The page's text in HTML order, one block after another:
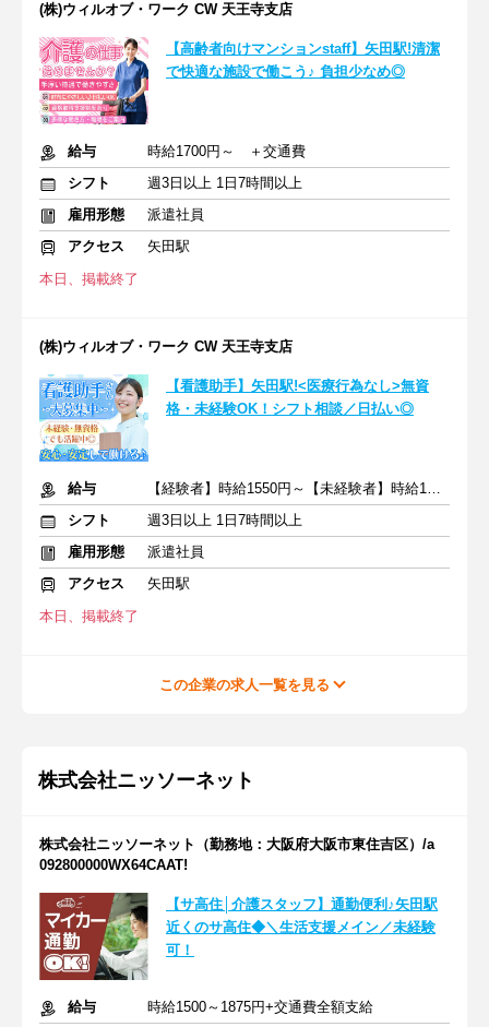
(株)ウィルオブ・ワーク CW 天王寺支店
【高齢者向けマンションstaff】矢田駅!清潔
で快適な施設で働こう♪ 負担少なめ◎
給与
時給1700円～ ＋交通費
シフト
週3日以上 1日7時間以上
雇用形態
派遣社員
アクセス
矢田駅
本日、掲載終了
(株)ウィルオブ・ワーク CW 天王寺支店
【看護助手】矢田駅!<医療行為なし>無資
格・未経験OK！シフト相談／日払い◎
給与
【経験者】時給1550円～【未経験者】時給1400円～ ＋交通費
シフト
週3日以上 1日7時間以上
雇用形態
派遣社員
アクセス
矢田駅
本日、掲載終了
この企業の求人一覧を見る
株式会社ニッソーネット
株式会社ニッソーネット（勤務地：大阪府大阪市東住吉区）/a
092800000WX64CAAT!
【サ高住│介護スタッフ】通勤便利♪矢田駅
近くのサ高住◆＼生活支援メイン／未経験
可！
給与 時給1500～1875円+交通費全額支給